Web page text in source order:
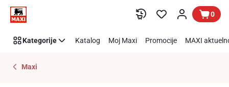
Preskoči link 0
Kategorije Katalog Moj Maxi Promocije MAXI
Maxi